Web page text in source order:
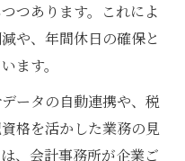
つあります。これによ
や、年間休日の確保と
ます。
ータの自動連携や、税
格を活かした業務の見
、会計事務所が企業ご